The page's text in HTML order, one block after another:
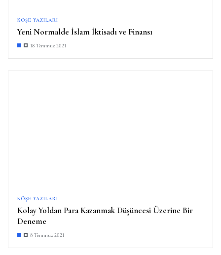
KÖŞE YAZILARI
Yeni Normalde İslam İktisadı ve Finansı
18 Temmuz 2021
KÖŞE YAZILARI
Kolay Yoldan Para Kazanmak Düşüncesi Üzerine Bir
Deneme
8 Temmuz 2021